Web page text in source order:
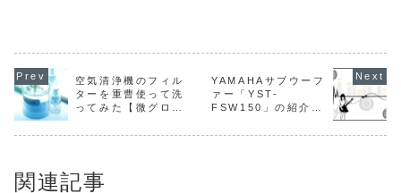
空気清浄機のフィル
ターを重曹使って洗
ってみた【微グロ注
YAMAHAサブウーフ
ァー「YST-
FSW150」の紹介＆
関連記事